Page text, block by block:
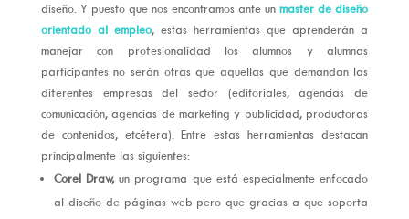
diseño. Y puesto que nos encontramos ante unmaster de diseño
orientado al empleo, estas herramientas que aprenderán a
manejar con profesionalidad los alumnos y alumnas
participantes no serán otras que aquellas que demandan las
diferentes empresas del sector (editoriales, agencias de
comunicación, agencias de marketing y publicidad, productoras
de contenidos, etcétera). Entre estas herramientas destacan
principalmente las siguientes:
Corel Draw,un programa que está especialmente enfocado
al diseño de páginas web pero que gracias a que soporta